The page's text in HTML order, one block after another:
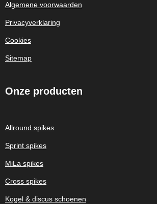
Algemene voorwaarden
Privacyverklaring
Cookies
Sitemap
Onze producten
Allround spikes
Sprint spikes
MiLa spikes
Cross spikes
Kogel & discus schoenen